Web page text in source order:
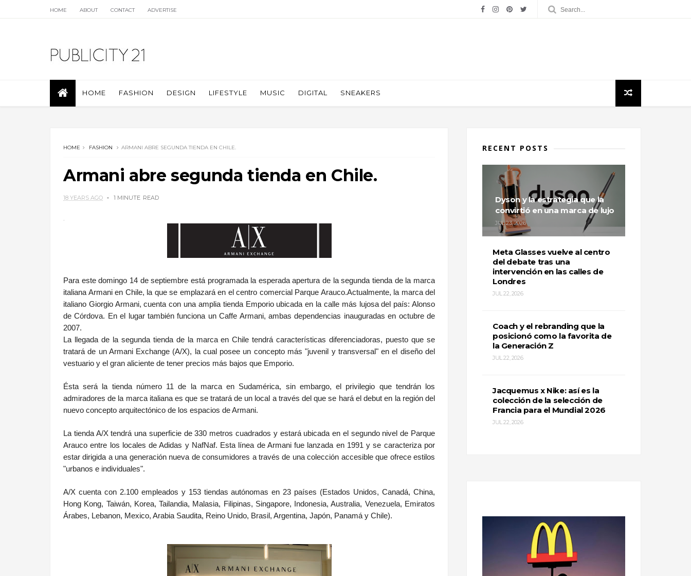
HOME ABOUT CONTACT ADVERTISE
HOME FASHION DESIGN LIFESTYLE MUSIC DIGITAL SNEAKERS
HOME FASHION ARMANI ABRE SEGUNDA TIENDA EN CHILE.
Armani abre segunda tienda en Chile.
18 YEARS AGO 1 MINUTE READ
.
Para este domingo 14 de septiembre está programada la esperada apertura de la segunda tienda de la marca
italiana Armani en Chile, la que se emplazará en el centro comercial Parque Arauco.Actualmente, la marca del
italiano Giorgio Armani, cuenta con una amplia tienda Emporio ubicada en la calle más lujosa del país: Alonso
de Córdova. En el lugar también funciona un Caffe Armani, ambas dependencias inauguradas en octubre de
2007.
La llegada de la segunda tienda de la marca en Chile tendrá características diferenciadoras, puesto que se
tratará de un Armani Exchange (A/X), la cual posee un concepto más "juvenil y transversal" en el diseño del
vestuario y el gran aliciente de tener precios más bajos que Emporio.
Ésta será la tienda número 11 de la marca en Sudamérica, sin embargo, el privilegio que tendrán los
admiradores de la marca italiana es que se tratará de un local a través del que se hará el debut en la región del
nuevo concepto arquitectónico de los espacios de Armani.
La tienda A/X tendrá una superficie de 330 metros cuadrados y estará ubicada en el segundo nivel de Parque
Arauco entre los locales de Adidas y NafNaf. Esta línea de Armani fue lanzada en 1991 y se caracteriza por
estar dirigida a una generación nueva de consumidores a través de una colección accesible que ofrece estilos
"urbanos e individuales".
A/X cuenta con 2.100 empleados y 153 tiendas autónomas en 23 países (Estados Unidos, Canadá, China,
Hong Kong, Taiwán, Korea, Tailandia, Malasia, Filipinas, Singapore, Indonesia, Australia, Venezuela, Emiratos
Árabes, Lebanon, Mexico, Arabia Saudita, Reino Unido, Brasil, Argentina, Japón, Panamá y Chile).
RECENT POSTS
Dyson y la estrategia que la
convirtió en una marca de lujo
JUL 23, 2026
Meta Glasses vuelve al centro
del debate tras una
intervención en las calles de
Londres
JUL 22, 2026
Coach y el rebranding que la
posicionó como la favorita de
la Generación Z
JUL 22, 2026
Jacquemus x Nike: así es la
colección de la selección de
Francia para el Mundial 2026
JUL 22, 2026